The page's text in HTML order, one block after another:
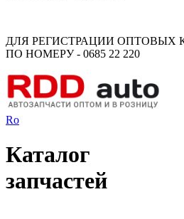
ДЛЯ РЕГИСТРАЦИИ ОПТОВЫХ
ПО НОМЕРУ - 0685 22 220
Ro
Каталог
запчастей